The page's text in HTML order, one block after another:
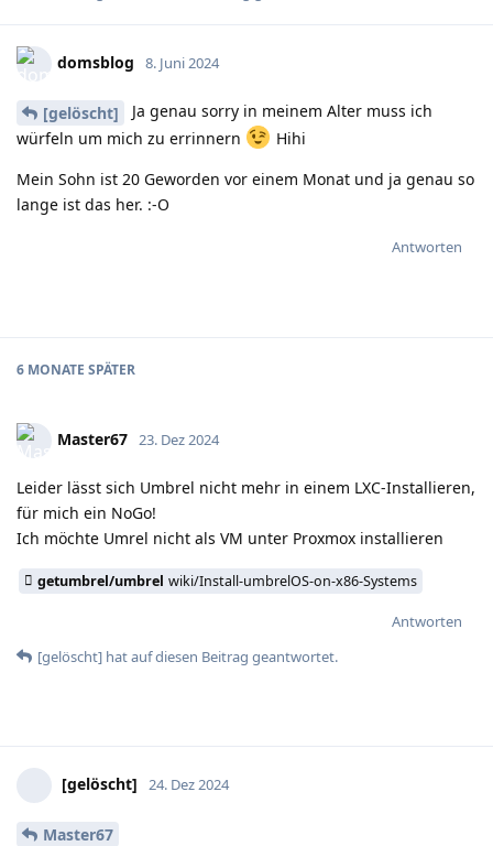
domsblog 8. Juni 2024
[gelöscht]
Ja genau sorry in meinem Alter muss ich
würfeln um mich zu errinnern
Hihi
Mein Sohn ist 20 Geworden vor einem Monat und ja genau so
lange ist das her. :-O
Antworten
6 MONATE SPÄTER
Master67 23. Dez 2024
Leider lässt sich Umbrel nicht mehr in einem LXC-Installieren,
für mich ein NoGo!
Ich möchte Umrel nicht als VM unter Proxmox installieren
getumbrel/umbrel wiki/Install-umbrelOS-on-x86-Systems
Antworten
[gelöscht] hatauf diesen Beitrag geantwortet.
[gelöscht] 24. Dez 2024
Master67